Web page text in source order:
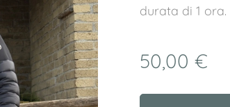
durata di 1 ora.
50,00 €